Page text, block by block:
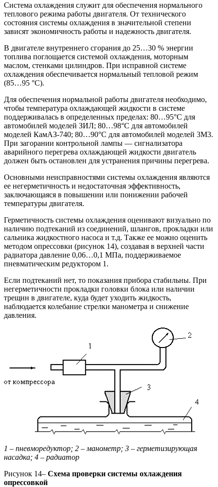
Система охлаждения служит для обеспечения нормального
теплового режима работы двигателя. От технического
состояния системы охлаждения в значительной степени
зависят экономичность работы и надежность двигателя.
В двигателе внутреннего сгорания до 25…30 % энергии
топлива поглощается системой охлаждения, моторным
маслом, стенками цилиндров. При исправной системе
охлаждения обеспечивается нормальный тепловой режим
(85…95 °С).
Для обеспечения нормальной работы двигателя необходимо,
чтобы температура охлаждающей жидкости в системе
поддерживалась в определенных пределах: 80…95°С для
автомобилей моделей ЗИЛ; 80…98°С для автомобилей
моделей КамАЗ-740; 80…90°С для автомобилей моделей 3M3.
При загорании контрольной лампы — сигнализатора
аварийного перегрева охлаждающей жидкости двигатель
должен быть остановлен для устранения причины перегрева.
Основными неисправностями системы охлаждения являются
ее негерметичность и недостаточная эффективность,
заключающаяся в повышении или понижении рабочей
температуры двигателя.
Герметичность системы охлаждения оценивают визуально по
наличию подтеканий из соединений, шлангов, прокладки или
сальника жидкостного насоса и т.д. Также ее можно оценить
методом опрессовки (рисунок 14), создавая в верхней части
радиатора давление 0,06…0,1 МПа, поддерживаемое
пневматическим редуктором 1.
Если подтеканий нет, то показания прибора стабильны. При
негерметичности прокладки головки блока или наличии
трещин в двигателе, куда будет уходить жидкость,
наблюдается колебание стрелки манометра и снижение
давления.
1 – пневморедуктор; 2 – манометр; 3 – герметизирующая
насадка; 4 – радиатор
Рисунок 14– Схема проверки системы охлаждения
опрессовкой